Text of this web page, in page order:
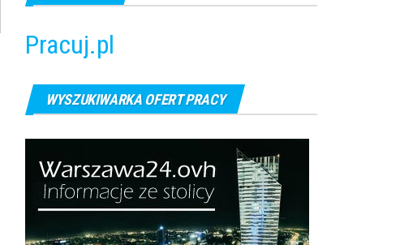
Pracuj.pl
WYSZUKIWARKA OFERT PRACY